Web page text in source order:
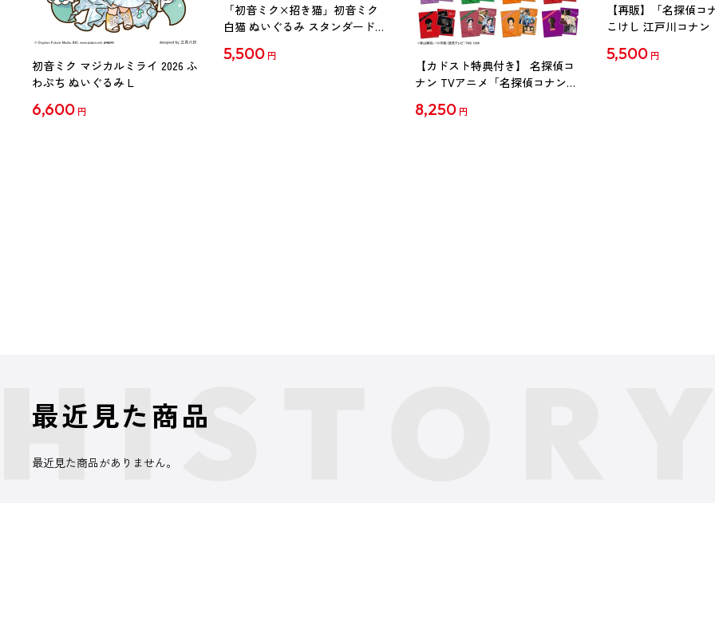
初音ミク マジカルミライ 2026 ふ
わぷち ぬいぐるみ L
6,600 円
「初音ミク×招き猫」初音ミク
白猫 ぬいぐるみ スタンダード
5,500 円
【カドスト特典付き】 名探偵コ
ナン TVアニメ「名探偵コナン」
【1BOX】
8,250 円
【再販】「名探偵コ
こけし 江戸川コナン
5,500 円
最近見た商品
最近見た商品がありません。